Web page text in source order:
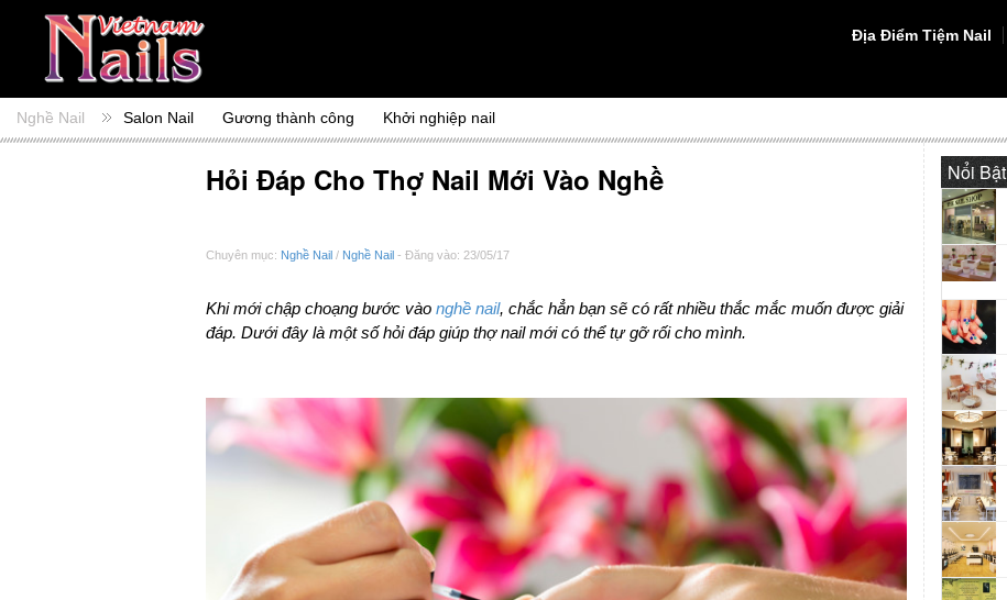
Địa Điểm Tiệm Nail
Nghề Nail Salon Nail Gương thành công Khởi nghiệp nail
Hỏi Đáp Cho Thợ Nail Mới Vào Nghề
Chuyên mục: Nghề Nail / Nghề Nail - Đăng vào: 23/05/17
Khi mới chập choạng bước vào nghề nail, chắc hẳn bạn sẽ có rất nhiều thắc mắc muốn được giải
đáp. Dưới đây là một số hỏi đáp giúp thợ nail mới có thể tự gỡ rối cho mình.
Nổi Bật